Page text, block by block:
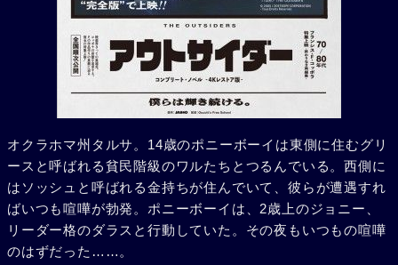
オクラホマ州タルサ。14歳のポニーボーイは東側に住むグリ
ースと呼ばれる貧民階級のワルたちとつるんでいる。西側に
はソッシュと呼ばれる金持ちが住んでいて、彼らが遭遇すれ
ばいつも喧嘩が勃発。ポニーボーイは、2歳上のジョニー、
リーダー格のダラスと行動していた。その夜もいつもの喧嘩
のはずだった……。